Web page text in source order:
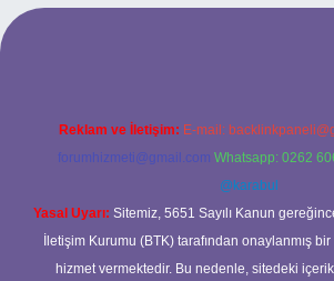
tulipbett.net/
Reklam ve İletişim: E-mail:
forumhizmeti@gmail.com Whatsapp: 0262
@karabul
Yasal Uyarı: Sitemiz, 5651 Sayılı Kanun
İletişim Kurumu (BTK) tarafından onaylanmış
hizmet vermektedir. Bu nedenle, sitedeki